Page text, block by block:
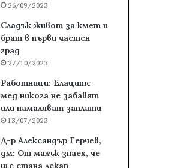
26/09/2023
Сладък живот за кмет и
брат в първи частен
град
27/10/2023
Работници: Елаците-
мед никога не забавят
или намаляват заплати
13/07/2023
Д-р Александър Герчев,
дм: От малък знаех, че
ще стана лекар